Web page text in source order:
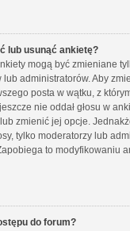
lub usunąć ankietę?
mogą być zmieniane
lub administratorów. Aby
posta w wątku, z
nie oddał głosu w
zmienić jej opcje.
tylko moderatorzy lub
to modyfikowaniu
do forum?